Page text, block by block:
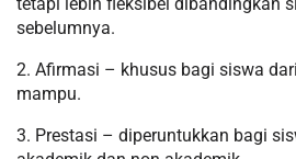
sebelumnya.
2. Afirmasi – khusus bagi siswa
mampu.
3. Prestasi – diperuntukkan bagi